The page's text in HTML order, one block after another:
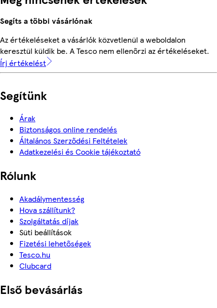
Segíts a többi vásárlónak
Az értékeléseket a vásárlók közvetlenül a weboldalon
keresztül küldik be. A Tesco nem ellenőrzi az értékeléseket.
Írj értékelést
Segítünk
Árak
Biztonságos online rendelés
Általános Szerződési Feltételek
Adatkezelési és Cookie tájékoztató
Rólunk
Akadálymentesség
Hova szállítunk?
Szolgáltatás díjak
Süti beállítások
Fizetési lehetőségek
Tesco.hu
Clubcard
Első bevásárlás